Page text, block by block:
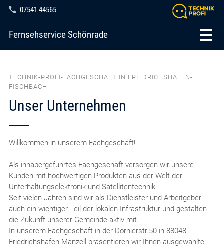
07541 44565
Fernsehservice Schönrade
TECHNIK-PROFI-FACHGESCHÄFT IN FRIEDRICHSHAFEN-
FISCHBACH
Unser Unternehmen
Willkommen in unserem Fachgeschäft!
Als inhabergeführtes Fachgeschäft versorgen wir unsere
Kunden mit hochwertigen Produkten aus der Welt der
Unterhaltungselektronik und Satellitentechnik.
Seit vielen Jahren sind wir als Dienstleister und Arbeitgeber
auch ein wichtiger Teil der lokalen Infrastruktur und gestalten
die Zukunft unserer Gemeinde aktiv mit.
In unserem Fachgeschäft in der Dornierstr.50 in 88048
Friedrichshafen-Manzell präsentieren wir Ihnen ausgewählte